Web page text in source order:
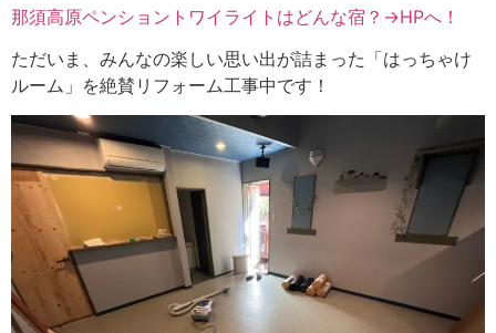
那須高原ペンショントワイライトはどんな宿？→HPへ！
ただいま、みんなの楽しい思い出が詰まった「はっちゃけ
ルーム」を絶賛リフォーム工事中です！